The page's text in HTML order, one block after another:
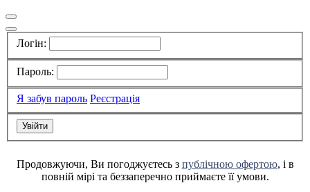
Логін:
Пароль:
Я забув пароль Реєстрація
Продовжуючи, Ви погоджуєтесь з публічною офертою, і в
повній мірі та беззаперечно приймаєте її умови.